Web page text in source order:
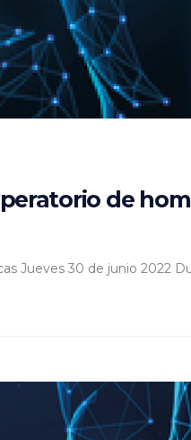
de
Jueves 30 de junio 2022